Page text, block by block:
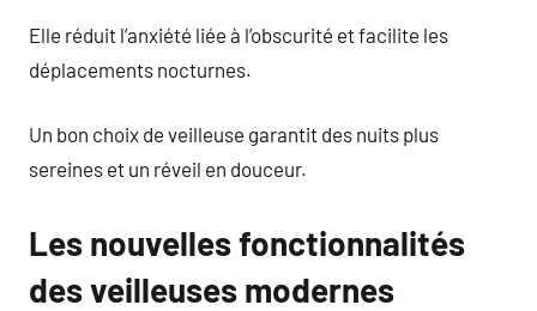
Elle réduit l’anxiété liée à l’obscurité et facilite les
déplacements nocturnes.
Un bon choix de veilleuse garantit des nuits plus
sereines et un réveil en douceur.
Les nouvelles fonctionnalités
des veilleuses modernes